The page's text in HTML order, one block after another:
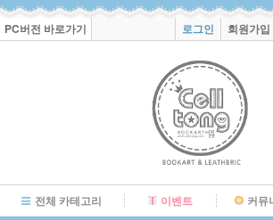
PC버전 바로가기 로그인 회원가입
전체 카테고리 이벤트 커뮤